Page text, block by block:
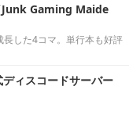
Junk Gaming Maide
した4コマ。単行本も好評
ィスコードサーバー